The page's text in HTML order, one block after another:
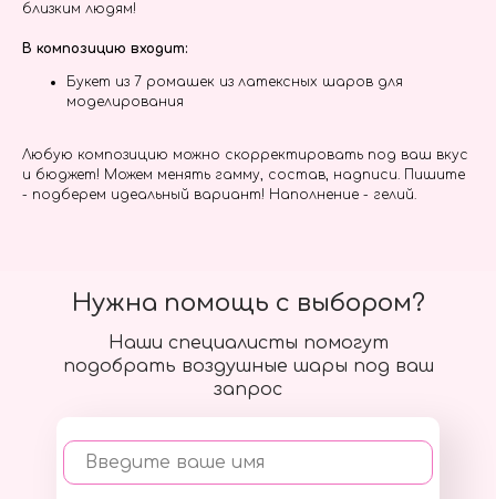
близким людям!
В композицию входит:
Букет из 7 ромашек из латексных шаров для
моделирования
Любую композицию можно скорректировать под ваш вкус
и бюджет! Можем менять гамму, состав, надписи. Пишите
- подберем идеальный вариант! Наполнение - гелий.
Наши специалисты помогут
подобрать воздушные шары под ваш
запрос
Введите ваше имя
Нужна помощь с выбором?